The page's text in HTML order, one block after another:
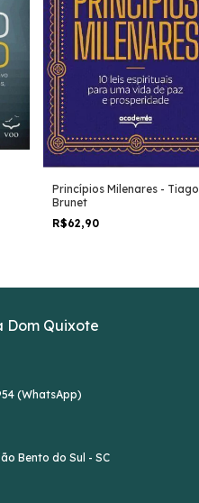
Princípios Milenares - Tiago
Brunet
R$62,90
Dom Quixote
(WhatsApp)
Bento do Sul - SC